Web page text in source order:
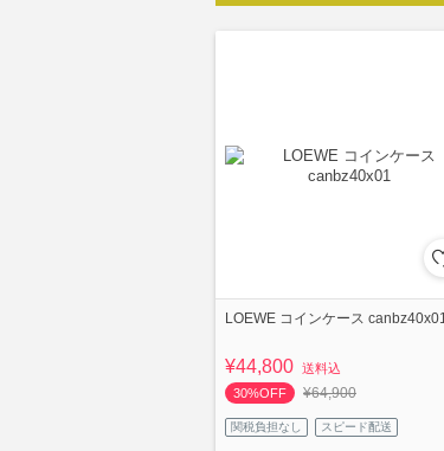
LOEWE コインケース canbz40x01
¥44,800 送料込
30%OFF
¥64,900
関税負担なし スピード配送